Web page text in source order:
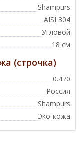
Shampurs
AISI 304
Угловой
18 см
(строчка)
0.470
Россия
Shampurs
Эко-кожа